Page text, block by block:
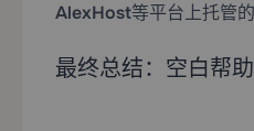
AlexHost等平台上托管
最终总结：空白帮